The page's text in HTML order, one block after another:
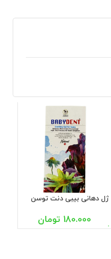
ژل دهانی بیبی دنت توسن
180.000 تومان